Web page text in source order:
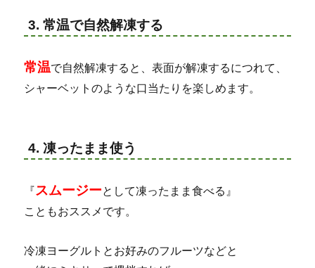
3. 常温で自然解凍する
常温で自然解凍すると、表面が解凍するにつれて、
シャーベットのような口当たりを楽しめます。
4. 凍ったまま使う
『スムージーとして凍ったまま食べる』
こともおススメです。
冷凍ヨーグルトとお好みのフルーツなどと